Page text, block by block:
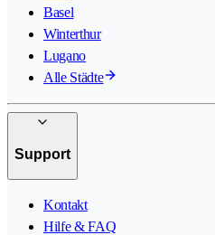
Basel
Winterthur
Lugano
Alle Städte
Support
Kontakt
Hilfe & FAQ